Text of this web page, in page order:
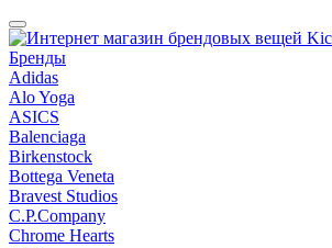
Бренды
Adidas
Alo Yoga
ASICS
Balenciaga
Birkenstock
Bottega Veneta
Bravest Studios
C.P.Company
Chrome Hearts